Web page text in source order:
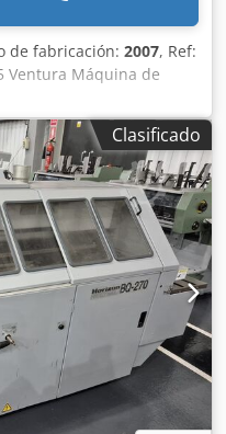
de fabricación: 2007, Ref:
Ventura Máquina de
velocidad
de producto
y/o apertura de
Formación de bucles
rápido entre
con: Abertura de
o sin sobreplegado
adicionales para el
Entrega del apilador
Velocidad máx.:
Clasificado